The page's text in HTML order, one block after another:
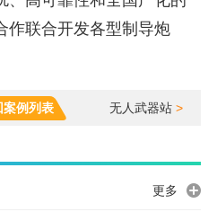
作联合开发各型制导炮
无人武器站>
案例列表
更多